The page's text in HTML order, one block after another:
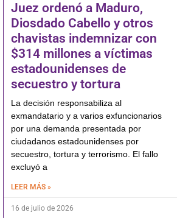
Juez ordenó a Maduro,
Diosdado Cabello y otros
chavistas indemnizar con
$314 millones a víctimas
estadounidenses de
secuestro y tortura
La decisión responsabiliza al
exmandatario y a varios exfuncionarios
por una demanda presentada por
ciudadanos estadounidenses por
secuestro, tortura y terrorismo. El fallo
excluyó a
LEER MÁS »
16 de julio de 2026